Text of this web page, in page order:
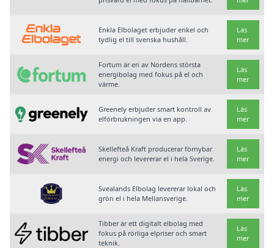
Enkla Elbolaget erbjuder enkel och
tydlig el till svenska hushåll.
Läs
mer
Fortum är en av Nordens största
energibolag med fokus på el och
värme.
Läs
mer
Greenely erbjuder smart kontroll av
elförbrukningen via en app.
Läs
mer
Skellefteå Kraft producerar förnybar
energi och levererar el i hela Sverige.
Läs
mer
Svealands Elbolag levererar lokal och
grön el i hela Mellansverige.
Läs
mer
Tibber är ett digitalt elbolag med
fokus på rörliga elpriser och smart
teknik.
Läs
mer